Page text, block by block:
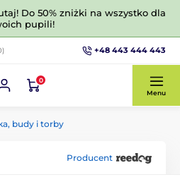
Do 50% zniżki na wszystko dla
pupili!
+48 443 444 443
0
Menu
budy i torby
Producent